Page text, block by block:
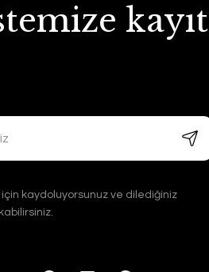
kayıt
için kaydoluyorsunuz ve dilediğiniz